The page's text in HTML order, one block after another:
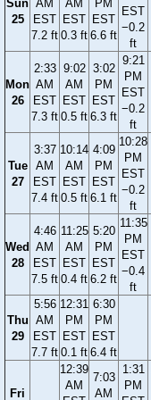
Sun
25
AM
EST
7.2 ft
AM
EST
0.3 ft
PM
EST
6.6 ft
EST
−0.2
ft
Mon
26
2:33
AM
EST
7.3 ft
9:02
AM
EST
0.5 ft
3:02
PM
EST
6.3 ft
9:21
PM
EST
−0.2
ft
Tue
27
3:37
AM
EST
7.4 ft
10:14
AM
EST
0.5 ft
4:09
PM
EST
6.1 ft
10:28
PM
EST
−0.2
ft
Wed
28
4:46
AM
EST
7.5 ft
11:25
AM
EST
0.4 ft
5:20
PM
EST
6.2 ft
11:35
PM
EST
−0.4
ft
Thu
29
5:56
AM
EST
7.7 ft
12:31
PM
EST
0.1 ft
6:30
PM
EST
6.4 ft
Fri
12:39
AM
7:03
AM
1:31
PM